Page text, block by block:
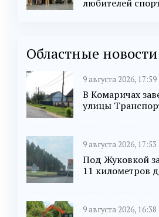
любителей
Областные новости
9 августа 2026, 17:59
В Комаричах
улицы
9 августа 2026, 17:53
Под Жуковкой
11 километров
9 августа 2026, 16:38